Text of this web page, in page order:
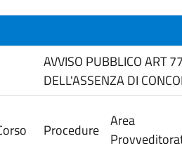
AVVISO PUBBLICO ART
DELL'ASSENZA DI
Procedure
Area